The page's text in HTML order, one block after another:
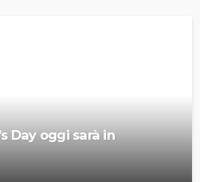
Day oggi sarà in